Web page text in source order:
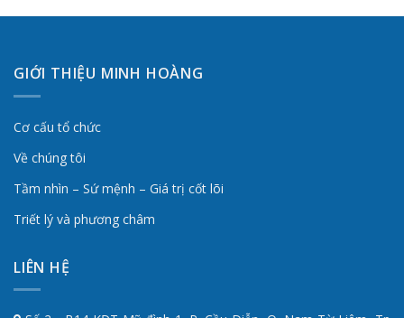
GIỚI THIỆU MINH HOÀNG
Cơ cấu tổ chức
Về chúng tôi
Tầm nhìn – Sứ mệnh – Giá trị cốt lõi
Triết lý và phương châm
LIÊN HỆ